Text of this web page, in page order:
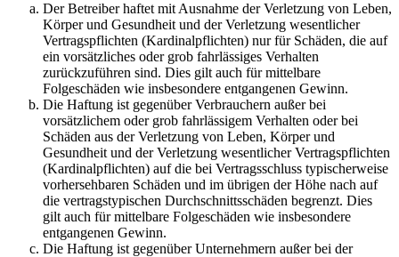
Der Betreiber haftet mit Ausnahme der Verletzung von Leben,
Körper und Gesundheit und der Verletzung wesentlicher
Vertragspflichten (Kardinalpflichten) nur für Schäden, die auf
ein vorsätzliches oder grob fahrlässiges Verhalten
zurückzuführen sind. Dies gilt auch für mittelbare
Folgeschäden wie insbesondere entgangenen Gewinn.
Die Haftung ist gegenüber Verbrauchern außer bei
vorsätzlichem oder grob fahrlässigem Verhalten oder bei
Schäden aus der Verletzung von Leben, Körper und
Gesundheit und der Verletzung wesentlicher Vertragspflichten
(Kardinalpflichten) auf die bei Vertragsschluss typischerweise
vorhersehbaren Schäden und im übrigen der Höhe nach auf
die vertragstypischen Durchschnittsschäden begrenzt. Dies
gilt auch für mittelbare Folgeschäden wie insbesondere
entgangenen Gewinn.
Die Haftung ist gegenüber Unternehmern außer bei der